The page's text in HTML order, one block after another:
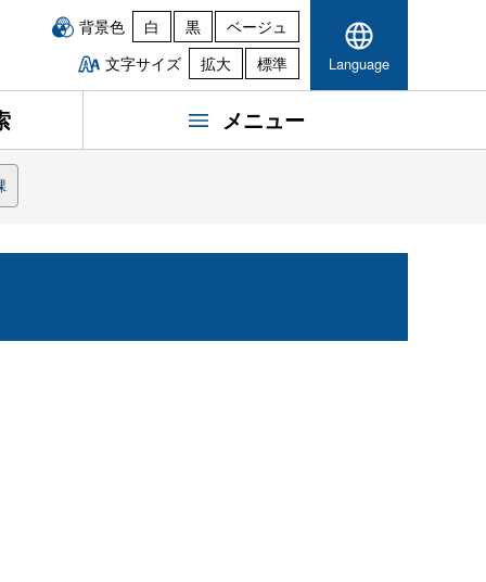
背景色 白 黒
ベージュ
文字サイズ
拡大 標準 Language
メニュー